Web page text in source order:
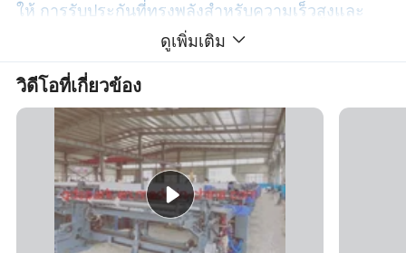
ให้ การรับประกันที่ทรงพลังสำหรับความเร็วสูงและ
การประหยัดพลังงาน
3เพลาที่ติดกับเพลา
โยกชนิดข้อเหวี่ยงช่วยให้สมดุลและเสถียรภาพดีขึ้น
เพื่อลดการทำงานของเครื่องจักรสั่นสะเทือนที่มีข้อ
บกพร่องใหญ่
ลดการสั่นสะเทือนของพื้นลงประมาณ 35 %
4 เท่าเพื่อป้องกันไม่ให้เกิดขอบเหล็กพัน
การอัปเกรดอุปกรณ์นำเฟรมของเฮรัลด์พร้อมด้วยคาน
ดูเพิ่มเติม
วิดีโอที่เกี่ยวข้อง